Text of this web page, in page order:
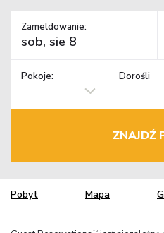
Zameldowanie:
Pokoje: Dorośli
ZNAJDŹ
Pobyt Mapa
TM